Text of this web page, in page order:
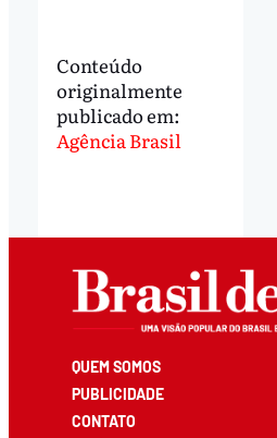
Conteúdo
originalmente
publicado em:
Agência Brasil
QUEM SOMOS
PUBLICIDADE
CONTATO